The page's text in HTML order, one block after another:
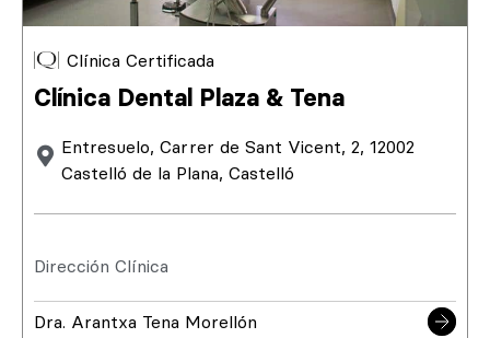
Clínica Certificada
Clínica Dental Plaza & Tena
Entresuelo, Carrer de Sant Vicent, 2, 12002
Castelló de la Plana, Castelló
Dirección Clínica
Dra. Arantxa Tena Morellón